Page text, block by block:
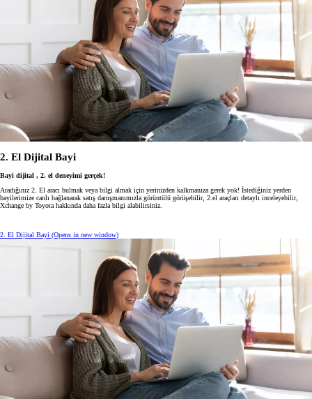
2. El Dijital Bayi
Bayi dijital , 2. el deneyimi gerçek!
Aradığınız 2. El aracı bulmak veya bilgi almak için yerinizden kalkmanıza gerek yok! İstediğiniz yerden
bayilerimize canlı bağlanarak satış danışmanımızla görüntülü görüşebilir, 2.el araçları detaylı inceleyebilir,
Xchange by Toyota hakkında daha fazla bilgi alabilirsiniz.
2. El Dijital Bayi (Opens in new window)